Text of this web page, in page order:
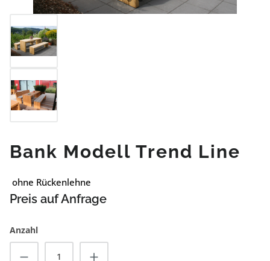
Bank Modell Trend Line
ohne Rückenlehne
Preis auf Anfrage
Anzahl
Produkt Anzahl: Gib den gewünschten